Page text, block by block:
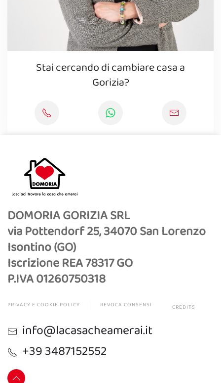
Stai cercando di cambiare casa a
Gorizia?
DOMORIA GORIZIA SRL
via Pottendorf 25, 34070 San Lorenzo
Isontino (GO)
Iscrizione REA 78317 GO
P.IVA 01260750318
PRIVACY E COOKIE POLICY REVOCA CONSENSI CREDITS
info@lacasacheamerai.it
+39 3487152552